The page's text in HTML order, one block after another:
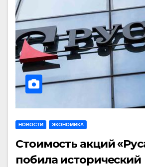
НОВОСТИ ЭКОНОМИКА
Стоимость акций
побила исторический